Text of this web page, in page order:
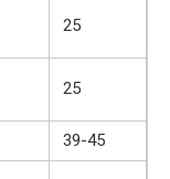
25
25
39-45